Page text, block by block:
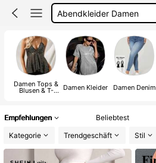
Sommer Kleider
Bikini
Damen Tops &
Blusen & T- Damen Kleider Damen Denim
Empfehlungen Beliebtest
Kategorie
Trendgeschäft Stil